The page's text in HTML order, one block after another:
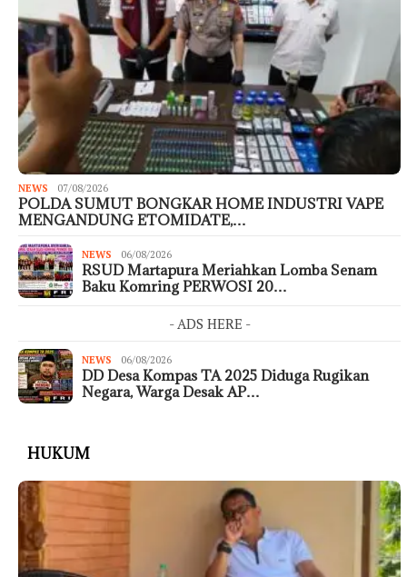
NEWS 07/08/2026
POLDA SUMUT BONGKAR HOME INDUSTRI VAPE
MENGANDUNG ETOMIDATE,…
NEWS 06/08/2026
RSUD Martapura Meriahkan Lomba Senam
Baku Komring PERWOSI 20…
- ADS HERE -
NEWS 06/08/2026
DD Desa Kompas TA 2025 Diduga Rugikan
Negara, Warga Desak AP…
HUKUM